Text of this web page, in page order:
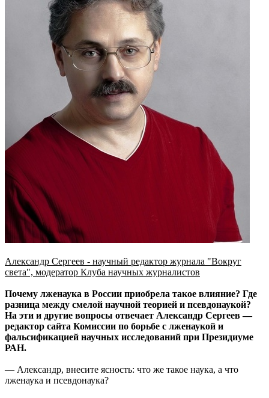
Александр Сергеев - научный редактор журнала "Вокруг
света", модератор Клуба научных журналистов
Почему лженаука в России приобрела такое влияние? Где
разница между смелой научной теорией и псевдонаукой?
На эти и другие вопросы отвечает Александр Сергеев —
редактор сайта Комиссии по борьбе с лженаукой и
фальсификацией научных исследований при Президиуме
РАН.
— Александр, внесите ясность: что же такое наука, а что
лженаука и псевдонаука?